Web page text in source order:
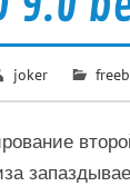
joker